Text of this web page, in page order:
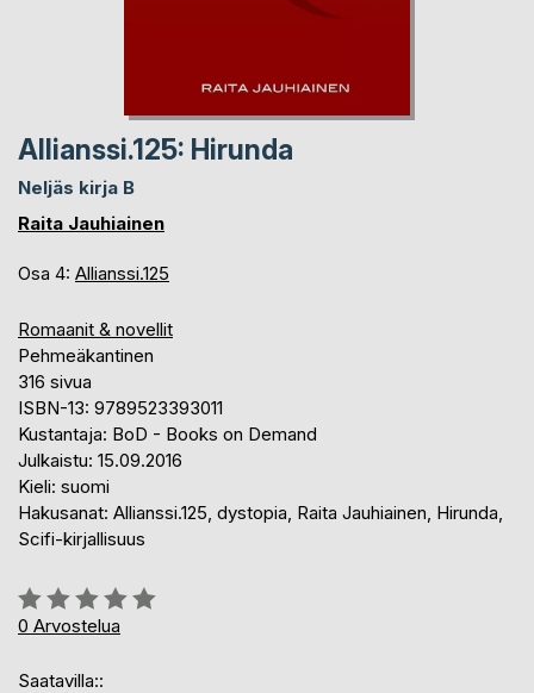
Allianssi.125: Hirunda
Neljäs kirja B
Raita Jauhiainen
Osa 4: Allianssi.125
Romaanit & novellit
Pehmeäkantinen
316 sivua
ISBN-13: 9789523393011
Kustantaja: BoD - Books on Demand
Julkaistu: 15.09.2016
Kieli: suomi
Hakusanat: Allianssi.125, dystopia, Raita Jauhiainen, Hirunda,
Scifi-kirjallisuus
Arvostelu::
0%
0 Arvostelua
Saatavilla::